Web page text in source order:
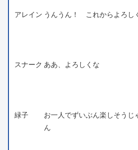
アレイン うんうん！ これからよろし
スナーク ああ、よろしくな
緑子
お一人でずいぶん楽しそうじ
ん